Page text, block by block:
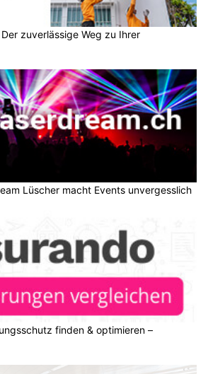
zuverlässige Weg zu Ihrer
Lüscher macht Events unvergesslich
finden & optimieren –